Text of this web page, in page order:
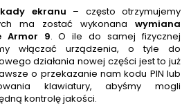
ekranu – często otrzymujemy
ma zostać wykonana wymiana
Armor 9. O ile do samej fizycznej
włączać urządzenia, o tyle do
działania nowej części jest to już
o przekazanie nam kodu PIN lub
klawiatury, abyśmy mogli
kontrolę jakości.